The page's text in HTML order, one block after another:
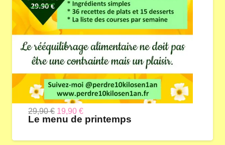
29,90€ Le
prix
initial
19,90 €Le
prix
actuel
Le menu de printemps